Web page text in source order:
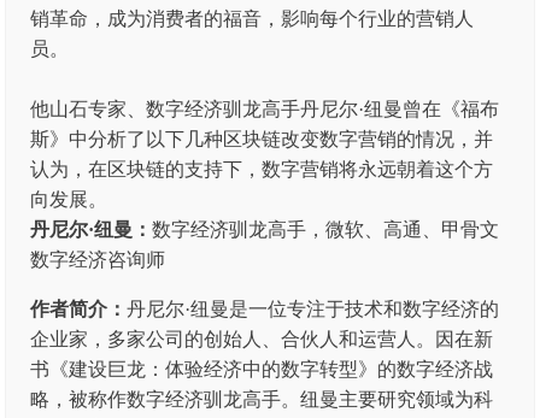
销革命，成为消费者的福音，影响每个行业的营销人
员。
他山石专家、数字经济驯龙高手丹尼尔·纽曼曾在《福布
斯》中分析了以下几种区块链改变数字营销的情况，并
认为，在区块链的支持下，数字营销将永远朝着这个方
向发展。
丹尼尔·纽曼：数字经济驯龙高手，微软、高通、甲骨文
数字经济咨询师
作者简介：丹尼尔·纽曼是一位专注于技术和数字经济的
企业家，多家公司的创始人、合伙人和运营人。因在新
书《建设巨龙：体验经济中的数字转型》的数字经济战
略，被称作数字经济驯龙高手。纽曼主要研究领域为科